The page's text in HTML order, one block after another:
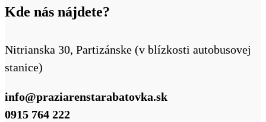
Kde nás nájdete?
Nitrianska 30, Partizánske (v blízkosti autobusovej
stanice)
info@praziarenstarabatovka.sk
0915 764 222